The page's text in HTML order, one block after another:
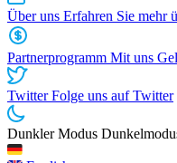
Über uns Erfahren Sie mehr
Partnerprogramm Mit uns
TwitterFolge uns auf Twitter
Dunkler Modus